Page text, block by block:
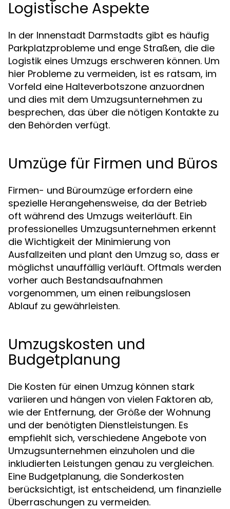
Logistische Aspekte
In der Innenstadt Darmstadts gibt es häufig
Parkplatzprobleme und enge Straßen, die die
Logistik eines Umzugs erschweren können. Um
hier Probleme zu vermeiden, ist es ratsam, im
Vorfeld eine Halteverbotszone anzuordnen
und dies mit dem Umzugsunternehmen zu
besprechen, das über die nötigen Kontakte zu
den Behörden verfügt.
Umzüge für Firmen und Büros
Firmen- und Büroumzüge erfordern eine
spezielle Herangehensweise, da der Betrieb
oft während des Umzugs weiterläuft. Ein
professionelles Umzugsunternehmen erkennt
die Wichtigkeit der Minimierung von
Ausfallzeiten und plant den Umzug so, dass er
möglichst unauffällig verläuft. Oftmals werden
vorher auch Bestandsaufnahmen
vorgenommen, um einen reibungslosen
Ablauf zu gewährleisten.
Umzugskosten und
Budgetplanung
Die Kosten für einen Umzug können stark
variieren und hängen von vielen Faktoren ab,
wie der Entfernung, der Größe der Wohnung
und der benötigten Dienstleistungen. Es
empfiehlt sich, verschiedene Angebote von
Umzugsunternehmen einzuholen und die
inkludierten Leistungen genau zu vergleichen.
Eine Budgetplanung, die Sonderkosten
berücksichtigt, ist entscheidend, um finanzielle
Überraschungen zu vermeiden.